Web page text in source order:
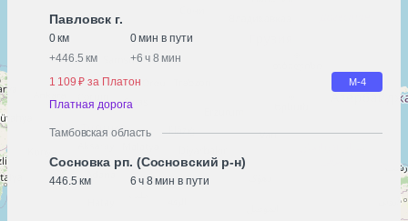
Павловск г.
0 км
0 мин в пути
+446.5 км +6 ч 8 мин
1 109 ₽ за Платон
М-4
Платная дорога
Тамбовская область
Сосновка рп. (Сосновский р-н)
446.5 км 6 ч 8 мин в пути